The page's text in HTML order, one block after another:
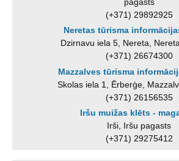
(+371) 29892925
Neretas tūrisma
Dzirnavu iela 5, Nereta,
(+371) 26674300
Mazzalves tūrisma
Skolas iela 1, Ērberģe,
(+371) 26156535
Iršu muižas klēts -
Irši, Iršu pagasts
(+371) 29275412